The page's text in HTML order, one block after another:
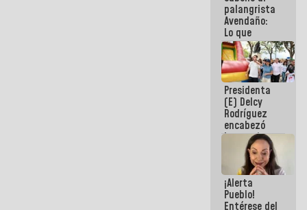
Eléctrico
Nacional
palangrista
Avendaño:
Lo que
vayas a
escribir
hazlo hoy
por que no
sabemos si
la semana
que viene
hay
programa
Presidenta
(E) Delcy
Rodríguez
encabezó
lanzamiento
del Plan
Nacional de
Recreación
Vacacional
¡Alerta
Pueblo!
Entérese del